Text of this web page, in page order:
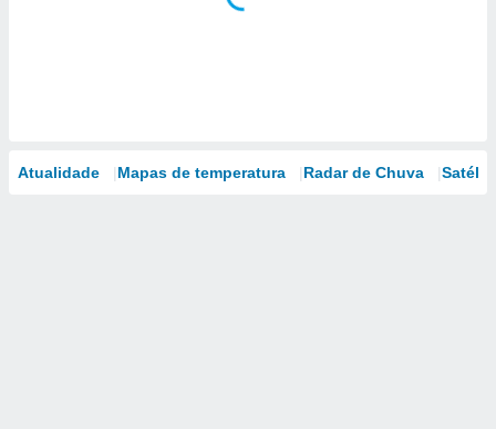
Atualidade Mapas de temperatura Radar de Chuva